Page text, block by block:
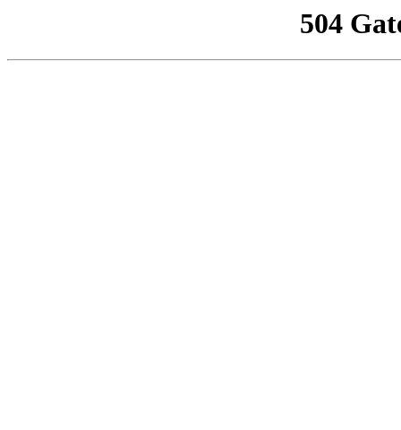
504